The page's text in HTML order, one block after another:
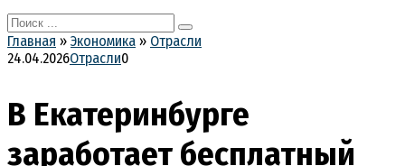
Search
for:
Главная » Экономика » Отрасли
24.04.2026Отрасли0
В Екатеринбурге
заработает бесплатный